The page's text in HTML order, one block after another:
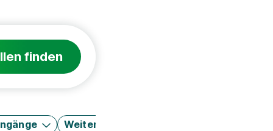
finden
Weitere Filter